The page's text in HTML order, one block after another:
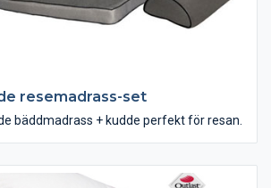
resemadrass-set
bäddmadrass + kudde perfekt för resan.